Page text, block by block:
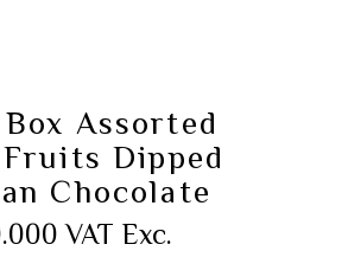
Assorted
Dipped
Chocolate
VAT Exc.